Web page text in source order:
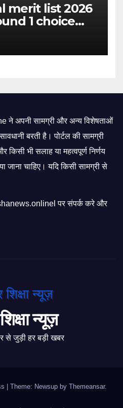
merit list 2026
1 choice
what
know |
अपनी सामग्री और अन्य विशेषताओं
बरती है। पोर्टल की सामग्री
भी सलाह या महत्वपूर्ण निर्णय
जाना चाहिए। यदि किसी सामग्री से
पर संपर्क करे और
न्यूज़
से जुड़ी हर बड़ी खबर
Theme: Newsup by Themeansar.